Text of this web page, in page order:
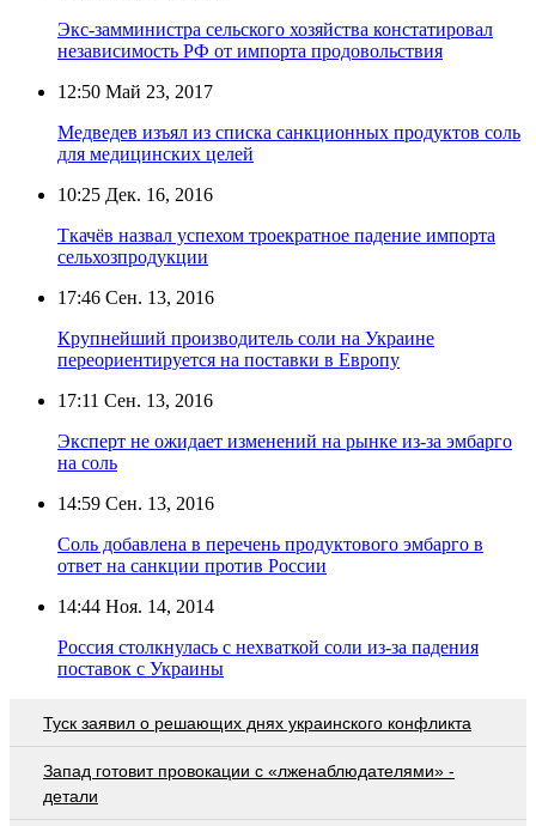
Экс-замминистра сельского хозяйства констатировал
независимость РФ от импорта продовольствия
12:50 Май 23, 2017
Медведев изъял из списка санкционных продуктов соль
для медицинских целей
10:25 Дек. 16, 2016
Ткачёв назвал успехом троекратное падение импорта
сельхозпродукции
17:46 Сен. 13, 2016
Крупнейший производитель соли на Украине
переориентируется на поставки в Европу
17:11 Сен. 13, 2016
Эксперт не ожидает изменений на рынке из-за эмбарго
на соль
14:59 Сен. 13, 2016
Соль добавлена в перечень продуктового эмбарго в
ответ на санкции против России
14:44 Ноя. 14, 2014
Россия столкнулась с нехваткой соли из-за падения
поставок с Украины
Туск заявил о решающих днях украинского конфликта
Запад готовит провокации с «лженаблюдателями» -
детали